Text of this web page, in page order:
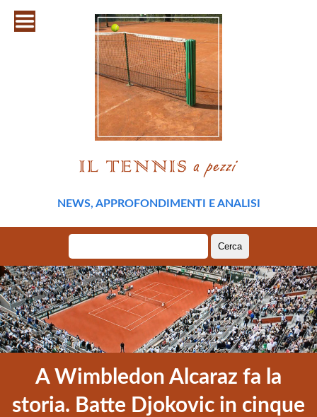
NEWS, APPROFONDIMENTI E ANALISI
per:
A Wimbledon Alcaraz fa la
storia. Batte Djokovic in cinque